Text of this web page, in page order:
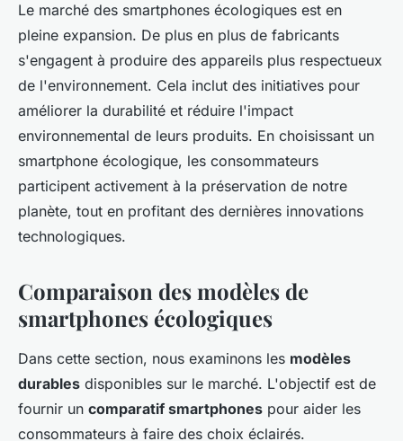
Le marché des smartphones écologiques est en
pleine expansion. De plus en plus de fabricants
s'engagent à produire des appareils plus respectueux
de l'environnement. Cela inclut des initiatives pour
améliorer la durabilité et réduire l'impact
environnemental de leurs produits. En choisissant un
smartphone écologique, les consommateurs
participent activement à la préservation de notre
planète, tout en profitant des dernières innovations
technologiques.
Comparaison des modèles de
smartphones écologiques
Dans cette section, nous examinons les modèles
durables disponibles sur le marché. L'objectif est de
fournir un comparatif smartphones pour aider les
consommateurs à faire des choix éclairés.